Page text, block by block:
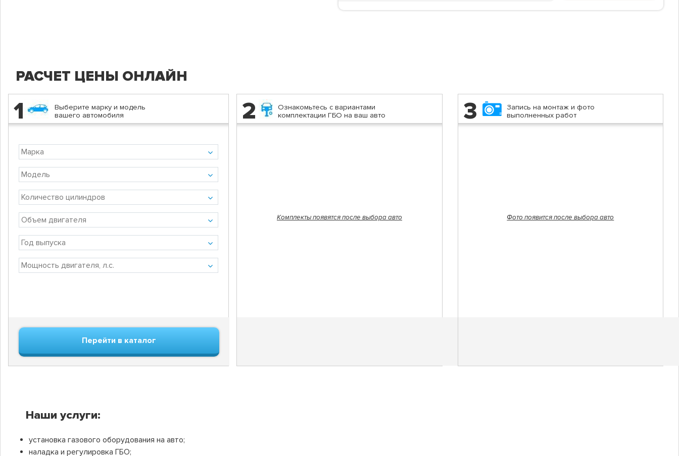
РАСЧЕТ ЦЕНЫ ОНЛАЙН
1
Выберите марку и модель
вашего автомобиля
Перейти в каталог
2
Ознакомьтесь с вариантами
комплектации ГБО на ваш авто
Комплекты появятся после выбора авто
3
Запись на монтаж и фото
выполненных работ
Фото появится после выбора авто
Наши услуги:
установка газового оборудования на авто;
наладка и регулировка ГБО;